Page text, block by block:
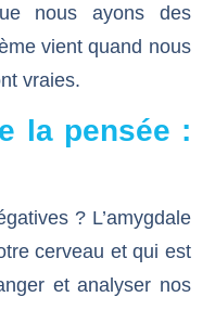
nous ayons des
vient quand nous
vraies.
la pensée :
? L’amygdale
cerveau et qui est
et analyser nos